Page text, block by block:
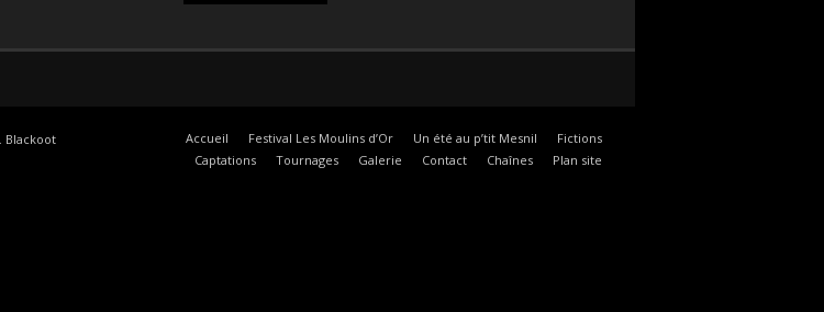
. Blackoot
Accueil Festival Les Moulins d’Or Un été au p’tit Mesnil
Fictions
Captations
Tournages Galerie Contact Chaînes Plan site